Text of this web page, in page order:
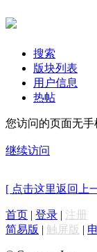
搜索
版块列表
用户信息
热帖
您访问的页面无
继续访问
[ 点击这里返回上
首页 | 登录 | 注册
简易版 | 触屏版 |